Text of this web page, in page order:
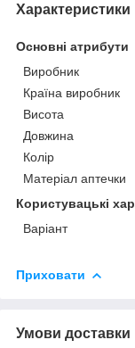
Характеристики
Основні атрибути
Виробник
Країна виробник
Висота
Довжина
Колір
Матеріал аптечки
Користувацькi
Варіант
Приховати
Умови доставки